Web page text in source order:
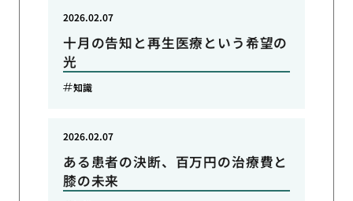
十月の告知と再生医療という希望の
光
2026.02.07
知識
ある患者の決断、百万円の治療費と
膝の未来
2026.02.07